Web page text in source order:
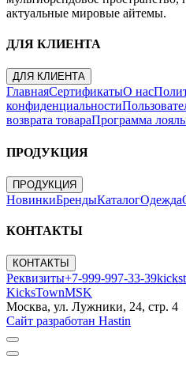
актуальные мировые айтемы.
ДЛЯ КЛИЕНТА
ДЛЯ КЛИЕНТА
ГлавнаяСертификатыО нас
конфиденциальности
возврата товараПрограмма
ПРОДУКЦИЯ
ПРОДУКЦИЯ
НовинкиБрендыКаталогОдежда
КОНТАКТЫ
КОНТАКТЫ
Реквизиты+7-999-997-33-39
KicksTownMSK
Москва, ул. Лужники, 24, стр. 4
Сайт разработан Hastin